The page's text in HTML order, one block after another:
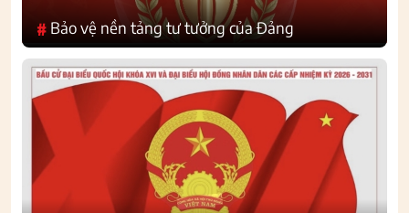
# Bảo vệ nền tảng tư tưởng của Đảng